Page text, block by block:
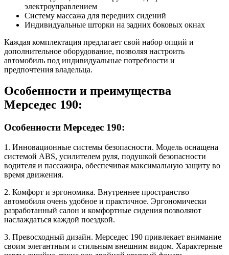
электроуправлением
Систему массажа для передних сидений
Индивидуальные шторки на задних боковых окнах
Каждая комплектация предлагает свой набор опций и
дополнительное оборудование, позволяя настроить
автомобиль под индивидуальные потребности и
предпочтения владельца.
Особенности и преимущества
Мерседес 190:
Особенности Мерседес 190:
1. Инновационные системы безопасности. Модель оснащена
системой ABS, усилителем руля, подушкой безопасности
водителя и пассажира, обеспечивая максимальную защиту во
время движения.
2. Комфорт и эргономика. Внутреннее пространство
автомобиля очень удобное и практичное. Эргономически
разработанный салон и комфортные сидения позволяют
наслаждаться каждой поездкой.
3. Превосходный дизайн. Мерседес 190 привлекает внимание
своим элегантным и стильным внешним видом. Характерные